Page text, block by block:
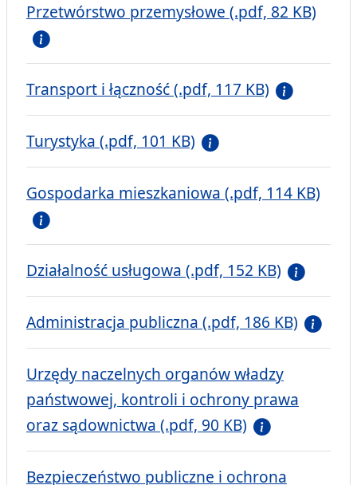
Przetwórstwo przemysłowe (.pdf, 82 KB)
Transport i łączność (.pdf, 117 KB)
Turystyka (.pdf, 101 KB)
Gospodarka mieszkaniowa (.pdf, 114 KB)
Działalność usługowa (.pdf, 152 KB)
Administracja publiczna (.pdf, 186 KB)
Urzędy naczelnych organów władzy
państwowej, kontroli i ochrony prawa
oraz sądownictwa (.pdf, 90 KB)
Bezpieczeństwo publiczne i ochrona